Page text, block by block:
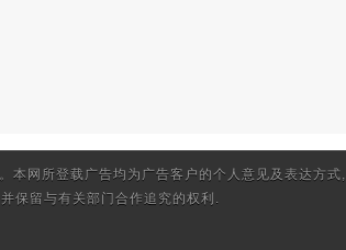
本网所登载广告均为广告客户的个人意见及表达方式,
保留与有关部门合作追究的权利.